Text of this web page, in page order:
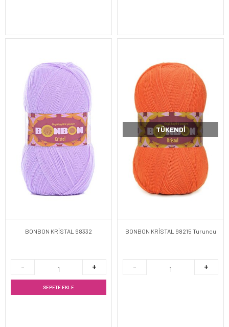
BONBON KRİSTAL 98332
SEPETE EKLE
TÜKENDI
BONBON KRİSTAL 98215 Turuncu